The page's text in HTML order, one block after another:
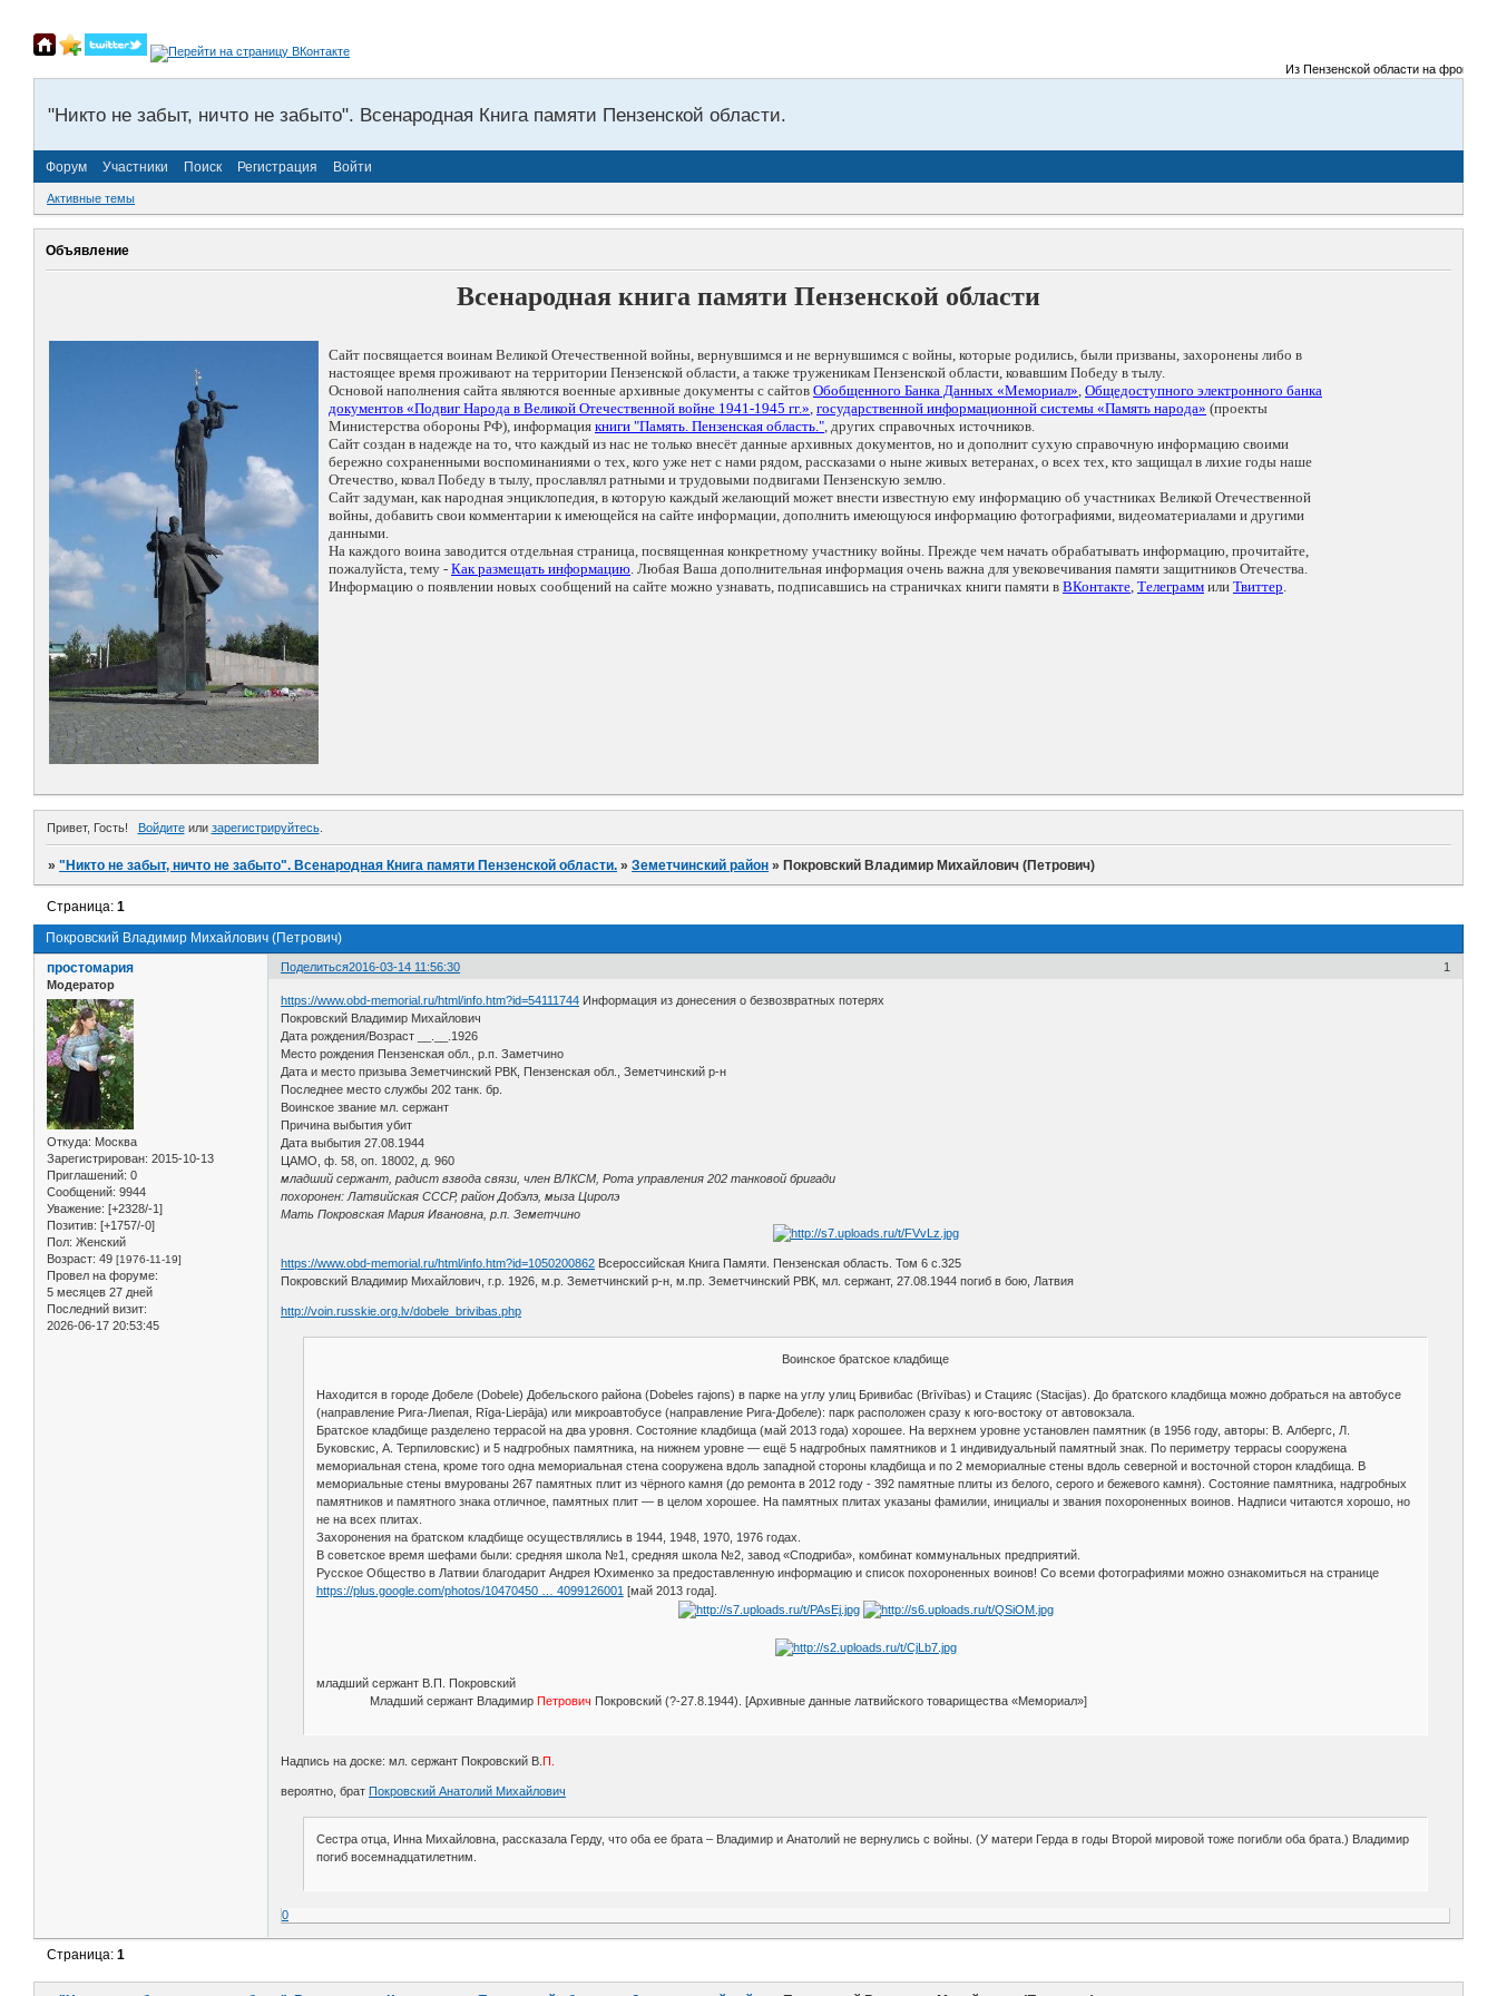
Из Пензенской области на фронты
"Никто не забыт, ничто не забыто". Всенародная Книга памяти Пензенской области.
Форум Участники Поиск Регистрация Войти
Активные темы
Объявление
Всенародная книга памяти Пензенской области
Сайт посвящается воинам Великой Отечественной войны, вернувшимся и не вернувшимся с войны, которые родились, были призваны, захоронены либо в
настоящее время проживают на территории Пензенской области, а также труженикам Пензенской области, ковавшим Победу в тылу.
Основой наполнения сайта являются военные архивные документы с сайтов Обобщенного Банка Данных «Мемориал», Общедоступного электронного банка
документов «Подвиг Народа в Великой Отечественной войне 1941-1945 гг.», государственной информационной системы «Память народа» (проекты
Министерства обороны РФ), информация книги "Память. Пензенская область.", других справочных источников.
Сайт создан в надежде на то, что каждый из нас не только внесёт данные архивных документов, но и дополнит сухую справочную информацию своими
бережно сохраненными воспоминаниями о тех, кого уже нет с нами рядом, рассказами о ныне живых ветеранах, о всех тех, кто защищал в лихие годы наше
Отечество, ковал Победу в тылу, прославлял ратными и трудовыми подвигами Пензенскую землю.
Сайт задуман, как народная энциклопедия, в которую каждый желающий может внести известную ему информацию об участниках Великой Отечественной
войны, добавить свои комментарии к имеющейся на сайте информации, дополнить имеющуюся информацию фотографиями, видеоматериалами и другими
данными.
На каждого воина заводится отдельная страница, посвященная конкретному участнику войны. Прежде чем начать обрабатывать информацию, прочитайте,
пожалуйста, тему - Как размещать информацию. Любая Ваша дополнительная информация очень важна для увековечивания памяти защитников Отечества.
Информацию о появлении новых сообщений на сайте можно узнавать, подписавшись на страничках книги памяти в ВКонтакте, Телеграмм или Твиттер.
Привет, Гость! Войдитеили зарегистрируйтесь.
»"Никто не забыт, ничто не забыто". Всенародная Книга памяти Пензенской области. »Земетчинский район » Покровский Владимир Михайлович (Петрович)
Покровский Владимир Михайлович (Петрович)
Страница:1
Поделиться 1
2016-03-14 11:56:30
простомария
Модератор
Откуда: Москва
Зарегистрирован: 2015-10-13
Приглашений: 0
Сообщений: 9944
Уважение: [+2328/-1]
Позитив: [+1757/-0]
Пол: Женский
Возраст: 49 [1976-11-19]
Провел на форуме:
5 месяцев 27 дней
Последний визит:
2026-06-17 20:53:45
https://www.obd-memorial.ru/html/info.htm?id=54111744 Информация из донесения о безвозвратных потерях
Покровский Владимир Михайлович
Дата рождения/Возраст __.__.1926
Место рождения Пензенская обл., р.п. Заметчино
Дата и место призыва Земетчинский РВК, Пензенская обл., Земетчинский р-н
Последнее место службы 202 танк. бр.
Воинское звание мл. сержант
Причина выбытия убит
Дата выбытия 27.08.1944
ЦАМО, ф. 58, оп. 18002, д. 960
младший сержант, радист взвода связи, член ВЛКСМ, Рота управления 202 танковой бригади
похоронен: Латвийская СССР, район Добэлэ, мыза Циролэ
Мать Покровская Мария Ивановна, р.п. Земетчино
https://www.obd-memorial.ru/html/info.htm?id=1050200862 Всероссийская Книга Памяти. Пензенская область. Том 6 с.325
Покровский Владимир Михайлович, г.р. 1926, м.р. Земетчинский р-н, м.пр. Земетчинский РВК, мл. сержант, 27.08.1944 погиб в бою, Латвия
http://voin.russkie.org.lv/dobele_brivibas.php
Воинское братское кладбище
Находится в городе Добеле (Dobele) Добельского района (Dobeles rajons) в парке на углу улиц Бривибас (Brīvības) и Стацияс (Stacijas). До братского кладбища можно добраться на автобусе
(направление Рига-Лиепая, Rīga-Liepāja) или микроавтобусе (направление Рига-Добеле): парк расположен сразу к юго-востоку от автовокзала.
Братское кладбище разделено террасой на два уровня. Состояние кладбища (май 2013 года) хорошее. На верхнем уровне установлен памятник (в 1956 году, авторы: В. Албергс, Л.
Буковскис, А. Терпиловскис) и 5 надгробных памятника, на нижнем уровне — ещё 5 надгробных памятников и 1 индивидуальный памятный знак. По периметру террасы сооружена
мемориальная стена, кроме того одна мемориальная стена сооружена вдоль западной стороны кладбища и по 2 мемориалные стены вдоль северной и восточной сторон кладбища. В
мемориальные стены вмурованы 267 памятных плит из чёрного камня (до ремонта в 2012 году - 392 памятные плиты из белого, серого и бежевого камня). Состояние памятника, надгробных
памятников и памятного знака отличное, памятных плит — в целом хорошее. На памятных плитах указаны фамилии, инициалы и звания похороненных воинов. Надписи читаются хорошо, но
не на всех плитах.
Захоронения на братском кладбище осуществлялись в 1944, 1948, 1970, 1976 годах.
В советское время шефами были: средняя школа №1, средняя школа №2, завод «Сподриба», комбинат коммунальных предприятий.
Русское Общество в Латвии благодарит Андрея Юхименко за предоставленную информацию и список похороненных воинов! Со всеми фотографиями можно ознакомиться на странице
https://plus.google.com/photos/10470450 … 4099126001 [май 2013 года].
младший сержант В.П. Покровский
Младший сержант Владимир Петрович Покровский (?-27.8.1944). [Архивные данные латвийского товарищества «Мемориал»]
Надпись на доске: мл. сержант Покровский В.П.
вероятно, братПокровский Анатолий Михайлович
Сестра отца, Инна Михайловна, рассказала Герду, что оба ее брата – Владимир и Анатолий не вернулись с войны. (У матери Герда в годы Второй мировой тоже погибли оба брата.) Владимир
погиб восемнадцатилетним.
0
Страница:1